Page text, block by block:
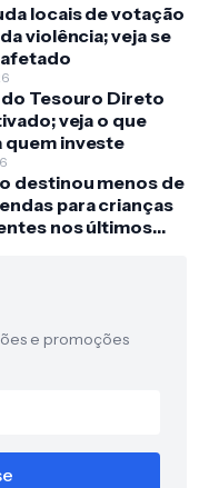
locais de votação
violência; veja se
Tesouro Direto
veja o que
quem investe
destinou menos de
para crianças
nos últimos
e promoções